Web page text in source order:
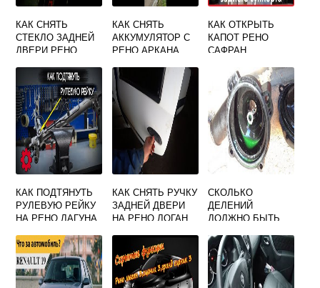
КАК СНЯТЬ
СТЕКЛО ЗАДНЕЙ
ДВЕРИ РЕНО
КАК СНЯТЬ
АККУМУЛЯТОР С
РЕНО АРКАНА
КАК ОТКРЫТЬ
КАПОТ РЕНО
САФРАН
КАК ПОДТЯНУТЬ
РУЛЕВУЮ РЕЙКУ
НА РЕНО ЛАГУНА
КАК СНЯТЬ РУЧКУ
ЗАДНЕЙ ДВЕРИ
НА РЕНО ЛОГАН
СКОЛЬКО
ДЕЛЕНИЙ
ДОЛЖНО БЫТЬ
ТЕМПЕРАТУРЕ НА
РЕНО ЛОГАН 1